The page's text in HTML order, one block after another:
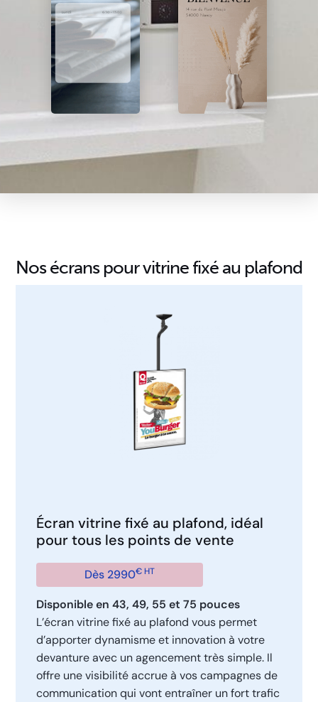
Nos écrans pour vitrine fixé au plafond
Écran vitrine fixé au plafond, idéal
pour tous les points de vente
Dès 2990€ HT
Disponible en 43, 49, 55 et 75 pouces
L’écran vitrine fixé au plafond vous permet
d’apporter dynamisme et innovation à votre
devanture avec un agencement très simple. Il
offre une visibilité accrue à vos campagnes de
communication qui vont entraîner un fort trafic